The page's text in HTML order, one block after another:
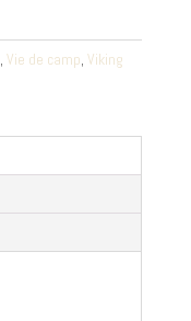
, Vie de camp, Viking